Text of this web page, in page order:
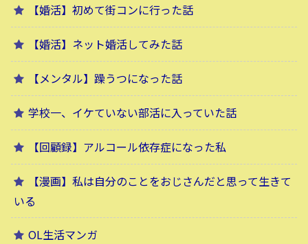
【婚活】初めて街コンに行った話
【婚活】ネット婚活してみた話
【メンタル】躁うつになった話
学校一、イケていない部活に入っていた話
【回顧録】アルコール依存症になった私
【漫画】私は自分のことをおじさんだと思って生きて
いる
OL生活マンガ